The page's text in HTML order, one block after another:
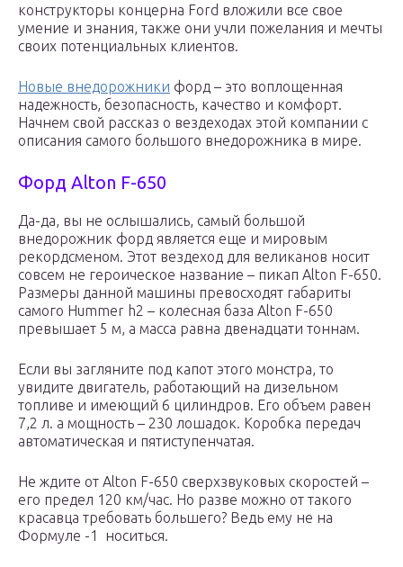
конструкторы концерна Ford вложили все свое
умение и знания, также они учли пожелания и мечты
своих потенциальных клиентов.
Новые внедорожники форд – это воплощенная
надежность, безопасность, качество и комфорт.
Начнем свой рассказ о вездеходах этой компании с
описания самого большого внедорожника в мире.
Форд Alton F-650
Да-да, вы не ослышались, самый большой
внедорожник форд является еще и мировым
рекордсменом. Этот вездеход для великанов носит
совсем не героическое название – пикап Alton F-650.
Размеры данной машины превосходят габариты
самого Hummer h2 – колесная база Alton F-650
превышает 5 м, а масса равна двенадцати тоннам.
Если вы загляните под капот этого монстра, то
увидите двигатель, работающий на дизельном
топливе и имеющий 6 цилиндров. Его объем равен
7,2 л. а мощность – 230 лошадок. Коробка передач
автоматическая и пятиступенчатая.
Не ждите от Alton F-650 сверхзвуковых скоростей –
его предел 120 км/час. Но разве можно от такого
красавца требовать большего? Ведь ему не на
Формуле -1 носиться.